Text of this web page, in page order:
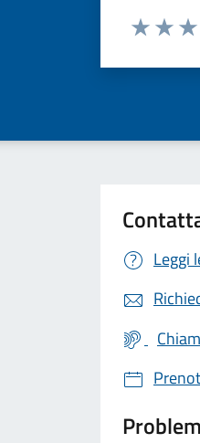
Valuta da 1 a
Leggi